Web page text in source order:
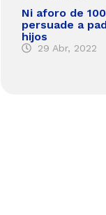
Ni aforo de
persuade a
hijos
29 Abr, 2022